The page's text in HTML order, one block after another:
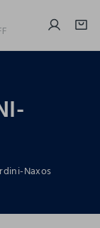
Naxos